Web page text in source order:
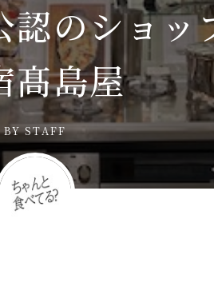
認のショッ
髙島屋
BYSTAFF